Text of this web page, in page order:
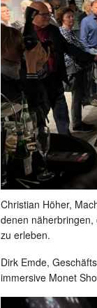
Christian Höher,
denen
zu erleben.
Dirk Emde,
immersive Monet